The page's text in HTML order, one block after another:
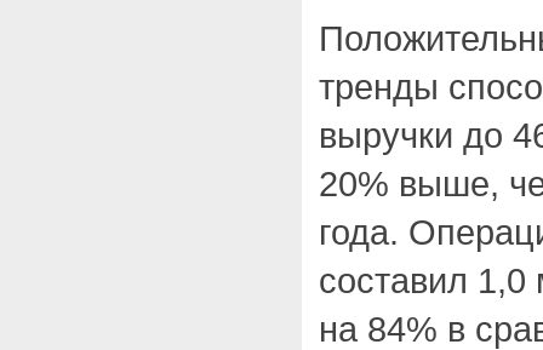
тренды
выручки до
20% выше,
года.
составил
на 84% в